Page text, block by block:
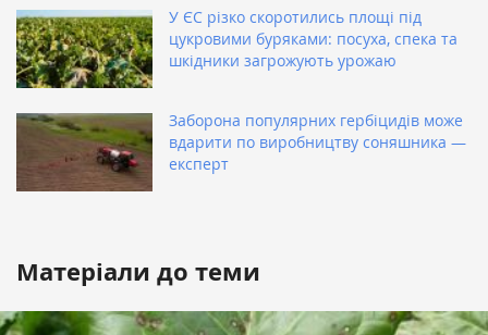
У ЄС різко скоротились площі під
цукровими буряками: посуха, спека та
шкідники загрожують урожаю
Заборона популярних гербіцидів може
вдарити по виробництву соняшника —
експерт
Матеріали до теми